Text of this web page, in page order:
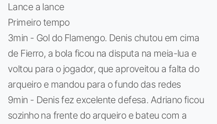
Lance a lance
Primeiro tempo
3min - Gol do Flamengo. Denis chutou em cima
de Fierro, a bola ficou na disputa na meia-lua e
voltou para o jogador, que aproveitou a falta do
arqueiro e mandou para o fundo das redes
9min - Denis fez excelente defesa. Adriano ficou
sozinho na frente do arqueiro e bateu com a